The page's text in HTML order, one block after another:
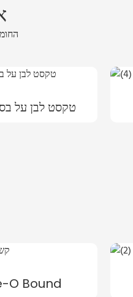
טקסט לבן על
O Bound